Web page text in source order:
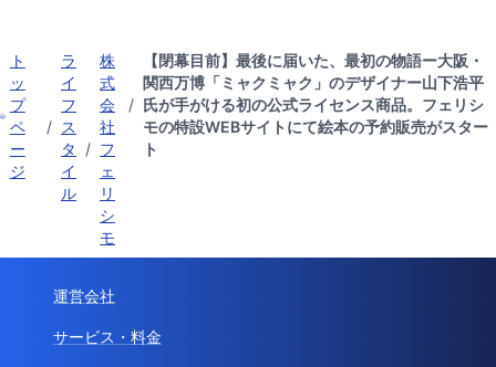
ト
ッ
プ
ペ
ー
ジ
/
ラ
イ
フ
ス
タ
イ
ル
/
株
式
会
社
フ
ェ
リ
シ
モ
/
【閉幕目前】最後に届いた、最初の物語ー大阪・
関西万博「ミャクミャク」のデザイナー山下浩平
氏が手がける初の公式ライセンス商品。フェリシ
モの特設WEBサイトにて絵本の予約販売がスター
ト
運営会社
サービス・料金